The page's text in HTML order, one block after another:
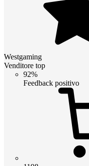
Westgaming
Venditore top
92%
Feedback positivo